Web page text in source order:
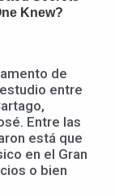
de
entre
Entre las
está que
en el Gran
o bien